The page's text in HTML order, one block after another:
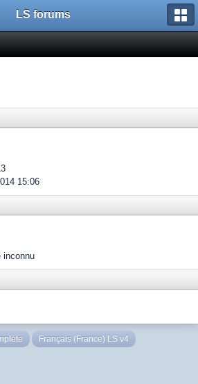
LS forums
15:06
inconnu
Français (France) LS v4